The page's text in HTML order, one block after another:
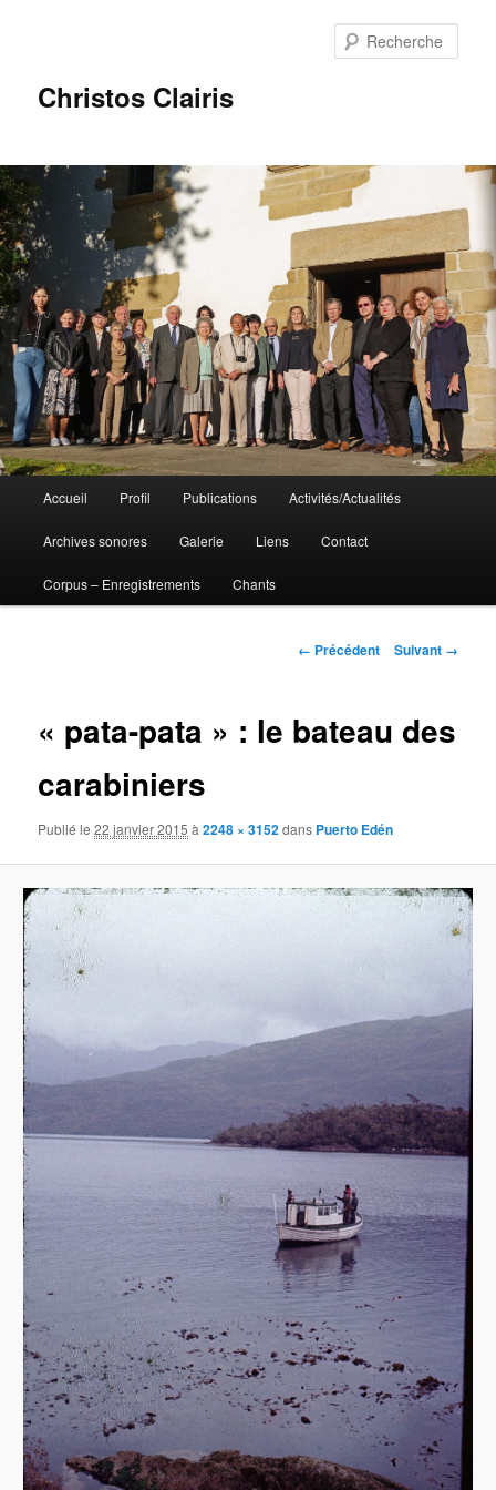
Christos Clairis
principal
Aller
au
contenu
Accueil Profil Publications Activités/Actualités
Archives sonores Galerie Liens Contact
Corpus – Enregistrements Chants
Navigation
← Précédent Suivant →
« pata-pata » : le bateau des
carabiniers
Publié le22 janvier 2015 à2248 × 3152dans Puerto Edén